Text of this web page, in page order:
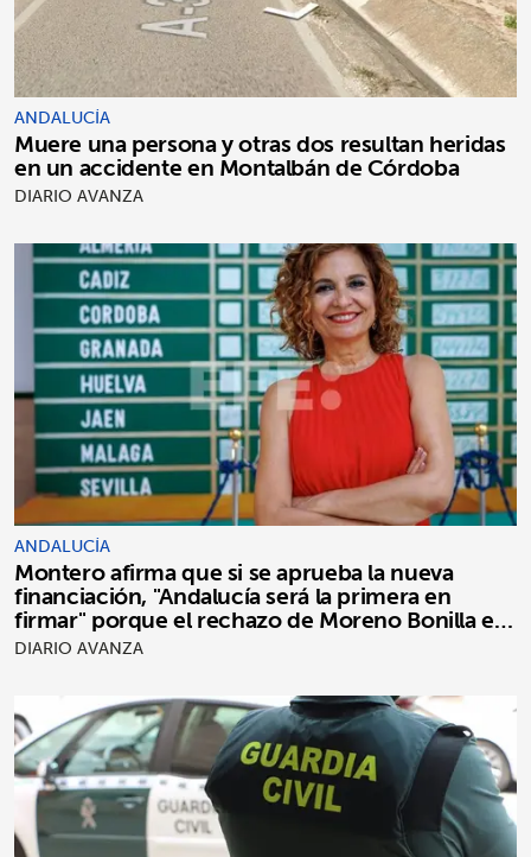
ANDALUCÍA
Muere una persona y otras dos resultan heridas
en un accidente en Montalbán de Córdoba
DIARIO AVANZA
ANDALUCÍA
Montero afirma que si se aprueba la nueva
financiación, "Andalucía será la primera en
firmar" porque el rechazo de Moreno Bonilla es
"puro postureo"
DIARIO AVANZA